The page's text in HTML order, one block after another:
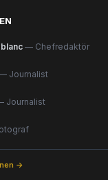
— Chefredaktör
Journalist
Journalist
→